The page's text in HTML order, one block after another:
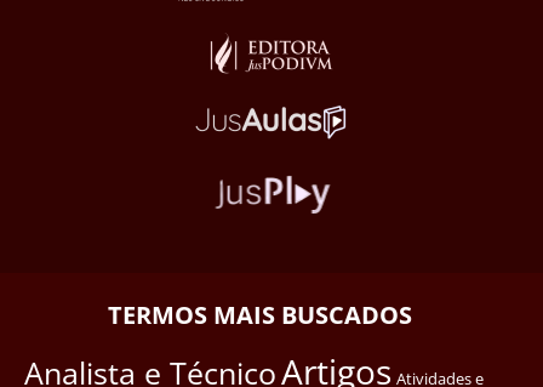
TERMOS MAIS BUSCADOS
Analista e TécnicoArtigos Atividades e